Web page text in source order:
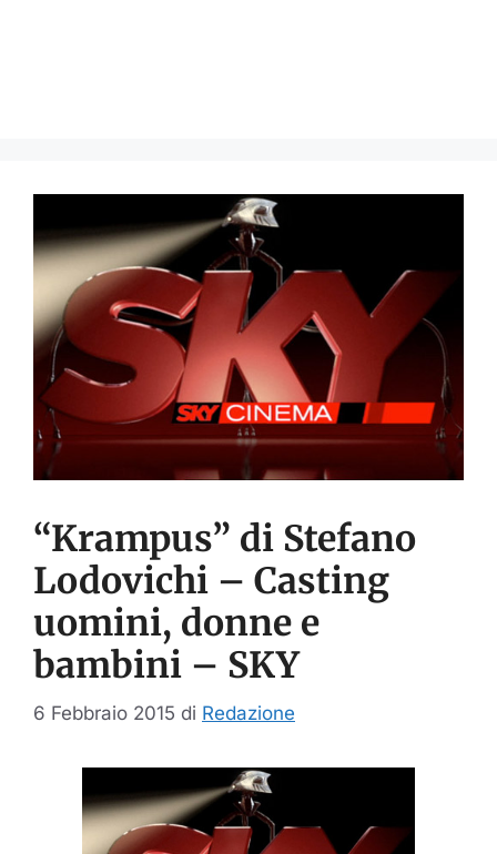
“Krampus” di Stefano
Lodovichi – Casting
uomini, donne e
bambini – SKY
6 Febbraio 2015 di Redazione